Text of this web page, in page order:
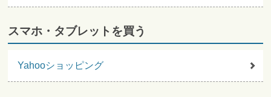
スマホ・タブレットを買う
Yahooショッピング